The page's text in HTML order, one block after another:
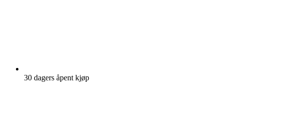
30 dagers åpent kjøp